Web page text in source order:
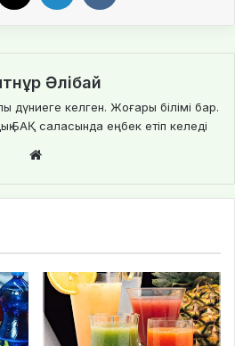
Әлібай
дүниеге келген. Жоғары білімі бар.
БАҚ саласында еңбек етіп келеді